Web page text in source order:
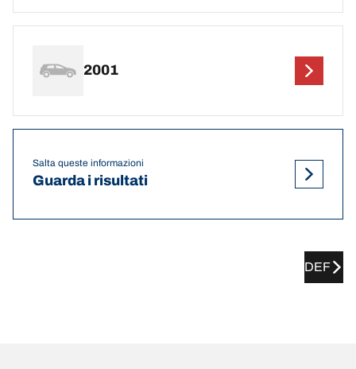
2001
Salta queste informazioni
Guarda i risultati
DEF